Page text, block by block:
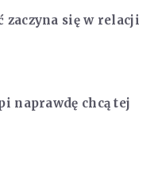
zaczyna się w relacji
naprawdę chcą tej